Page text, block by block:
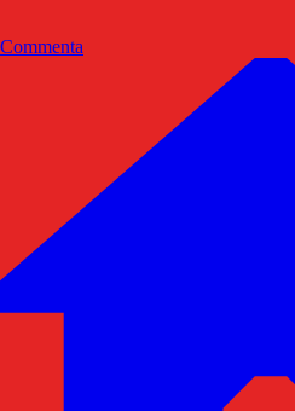
Commenta